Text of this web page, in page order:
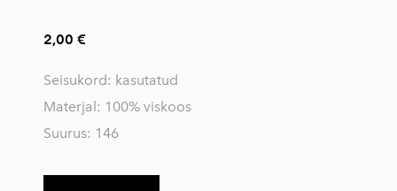
2,00 €
Seisukord: kasutatud
Materjal: 100% viskoos
Suurus: 146